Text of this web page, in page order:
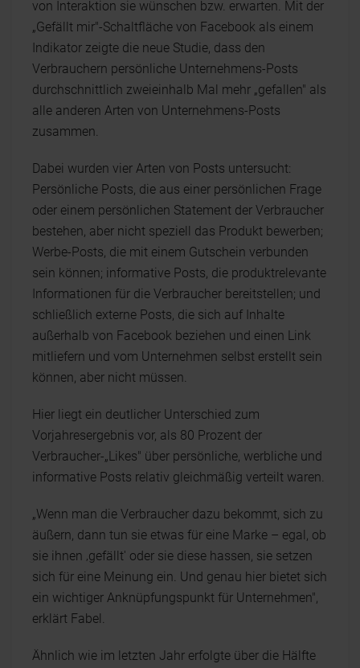
von Interaktion sie wünschen bzw. erwarten. Mit der
„Gefällt mir"-Schaltfläche von Facebook als einem
Indikator zeigte die neue Studie, dass den
Verbrauchern persönliche Unternehmens-Posts
durchschnittlich zweieinhalb Mal mehr „gefallen" als
alle anderen Arten von Unternehmens-Posts
zusammen.
Dabei wurden vier Arten von Posts untersucht:
Persönliche Posts, die aus einer persönlichen Frage
oder einem persönlichen Statement der Verbraucher
bestehen, aber nicht speziell das Produkt bewerben;
Werbe-Posts, die mit einem Gutschein verbunden
sein können; informative Posts, die produktrelevante
Informationen für die Verbraucher bereitstellen; und
schließlich externe Posts, die sich auf Inhalte
außerhalb von Facebook beziehen und einen Link
mitliefern und vom Unternehmen selbst erstellt sein
können, aber nicht müssen.
Hier liegt ein deutlicher Unterschied zum
Vorjahresergebnis vor, als 80 Prozent der
Verbraucher-„Likes" über persönliche, werbliche und
informative Posts relativ gleichmäßig verteilt waren.
„Wenn man die Verbraucher dazu bekommt, sich zu
äußern, dann tun sie etwas für eine Marke – egal, ob
sie ihnen ‚gefällt' oder sie diese hassen, sie setzen
sich für eine Meinung ein. Und genau hier bietet sich
ein wichtiger Anknüpfungspunkt für Unternehmen",
erklärt Fabel.
Ähnlich wie im letzten Jahr erfolgte über die Hälfte